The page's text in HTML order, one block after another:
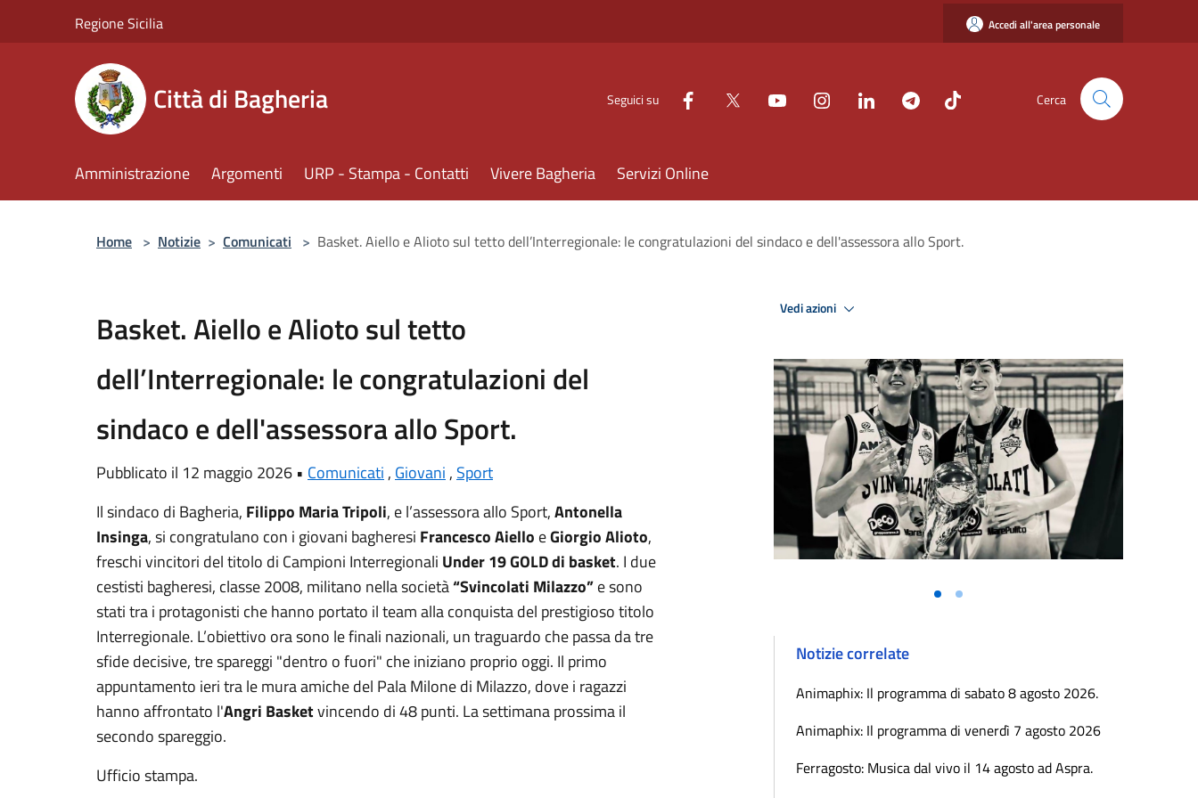
Regione Sicilia Accedi all'area personale
Città di Bagheria Seguici su Cerca
Amministrazione Argomenti URP - Stampa - Contatti Vivere Bagheria Servizi Online
Home > Notizie > Comunicati > Basket. Aiello e Alioto sul tetto dell’Interregionale: le congratulazioni del sindaco e dell'assessora allo Sport.
Basket. Aiello e Alioto sul tetto
dell’Interregionale: le congratulazioni del
sindaco e dell'assessora allo Sport.
Pubblicato il 12 maggio 2026 • Comunicati , Giovani , Sport
Il sindaco di Bagheria, Filippo Maria Tripoli, e l’assessora allo Sport,Antonella
Insinga, si congratulano con i giovani bagheresi Francesco Aiello eGiorgio Alioto,
freschi vincitori del titolo di Campioni Interregionali Under 19 GOLD di basket. I due
cestisti bagheresi, classe 2008, militano nella società“Svincolati Milazzo”e sono
stati tra i protagonisti che hanno portato il team alla conquista del prestigioso titolo
Interregionale. L’obiettivo ora sono le finali nazionali, un traguardo che passa da tre
sfide decisive, tre spareggi "dentro o fuori" che iniziano proprio oggi. Il primo
appuntamento ieri tra le mura amiche del Pala Milone di Milazzo, dove i ragazzi
hanno affrontato l'Angri Basketvincendo di 48 punti. La settimana prossima il
secondo spareggio.
Ufficio stampa.
Vedi azioni
Vai alla slide 1
Vai alla slide 2
Notizie correlate
Animaphix: Il programma di sabato 8 agosto 2026.
Animaphix: Il programma di venerdì 7 agosto 2026
Ferragosto: Musica dal vivo il 14 agosto ad Aspra.